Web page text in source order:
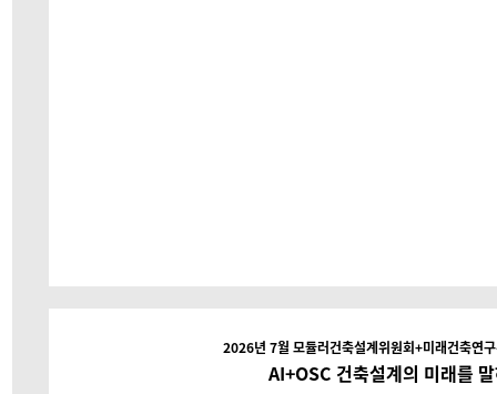
2026년 7월 모듈러건축설계위원회+미래건축연
AI+OSC 건축설계의 미래를